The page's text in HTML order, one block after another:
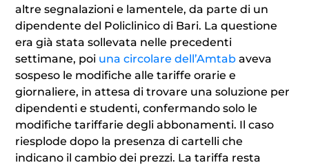
altre segnalazioni e lamentele, da parte di un
dipendente del Policlinico di Bari. La questione
era già stata sollevata nelle precedenti
settimane, poi una circolare dell’Amtab aveva
sospeso le modifiche alle tariffe orarie e
giornaliere, in attesa di trovare una soluzione per
dipendenti e studenti, confermando solo le
modifiche tariffarie degli abbonamenti. Il caso
riesplode dopo la presenza di cartelli che
indicano il cambio dei prezzi. La tariffa resta